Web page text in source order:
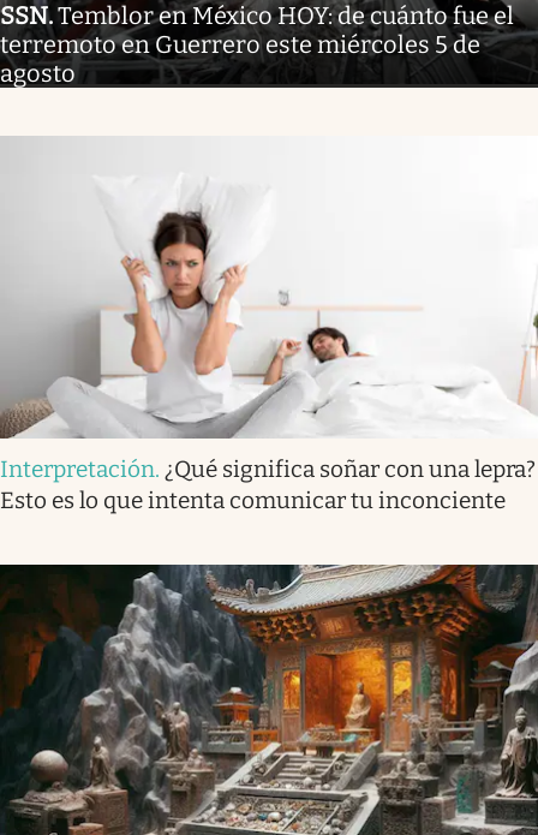
SSN.Temblor en México HOY: de cuánto fue el
terremoto en Guerrero este miércoles 5 de
agosto
Interpretación. ¿Qué significa soñar con una lepra?
Esto es lo que intenta comunicar tu inconciente